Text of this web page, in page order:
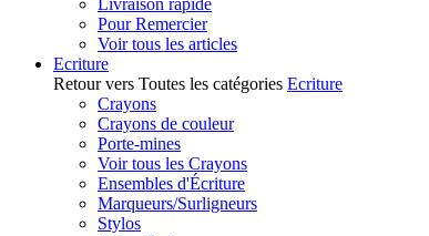
Livraison rapide
Pour Remercier
Voir tous les articles
Ecriture
Retour vers Toutes les catégories Ecriture
Crayons
Crayons de couleur
Porte-mines
Voir tous les Crayons
Ensembles d'Écriture
Marqueurs/Surligneurs
Stylos